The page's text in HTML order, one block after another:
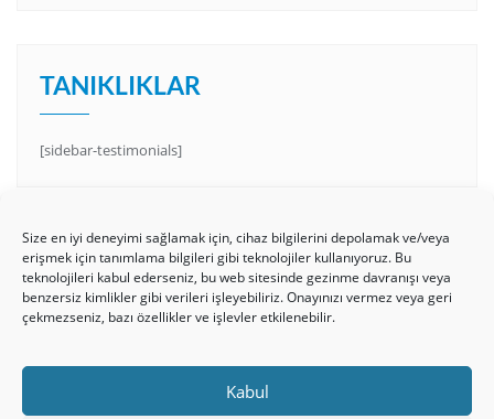
Size en iyi deneyimi sağlamak için, cihaz bilgilerini depolamak ve/veya
erişmek için tanımlama bilgileri gibi teknolojiler kullanıyoruz. Bu
teknolojileri kabul ederseniz, bu web sitesinde gezinme davranışı veya
benzersiz kimlikler gibi verileri işleyebiliriz. Onayınızı vermez veya geri
çekmezseniz, bazı özellikler ve işlevler etkilenebilir.
Kabul
TANIKLIKLAR
[sidebar-testimonials]